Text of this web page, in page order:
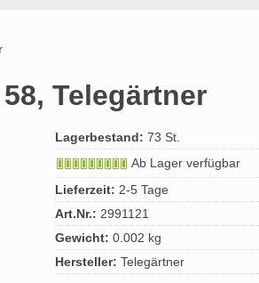
Telegärtner
Lagerbestand: 73 St.
Ab Lager verfügbar
Lieferzeit: 2-5 Tage
Art.Nr.: 2991121
Gewicht: 0.002 kg
Hersteller: Telegärtner